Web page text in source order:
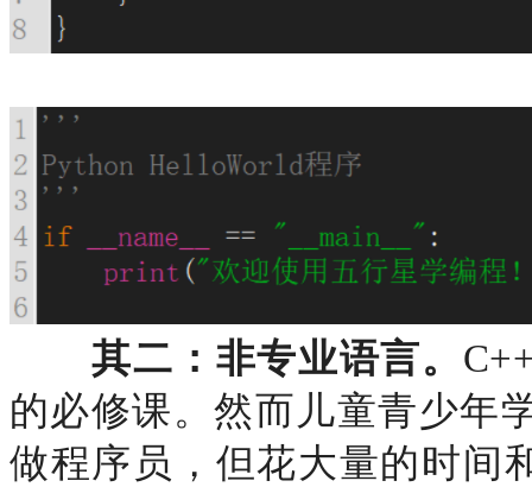
其二：非专业语言。
的必修课。然而儿童青少年
做程序员，但花大量的时间